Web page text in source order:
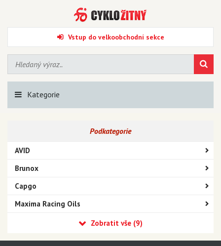
Vstup do velkoobchodní sekce
Kategorie
Podkategorie
AVID
Brunox
Capgo
Maxima Racing Oils
MONTONE